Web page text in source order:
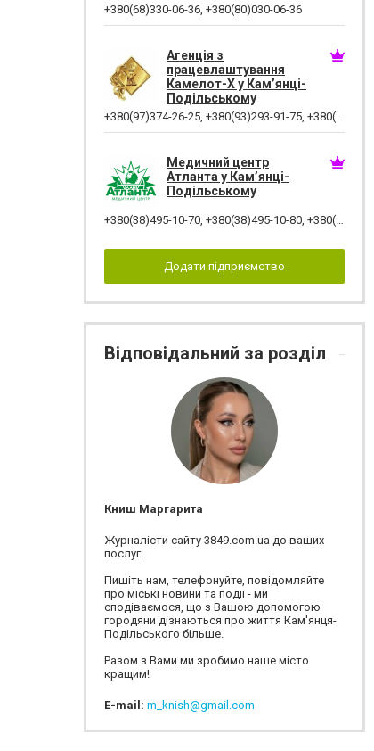
+380(68)330-06-36, +380(80)030-06-36
Агенція з
працевлаштування
Камелот-Х у Кам’янці-
Подільському
+380(97)374-26-25, +380(93)293-91-75, +380(96)925-47-71
Медичний центр
Атланта у Кам’янці-
Подільському
+380(38)495-10-70, +380(38)495-10-80, +380(67)384-12-07
Додати підприємство
Відповідальний за розділ
Книш Маргарита
Журналісти сайту 3849.com.ua до ваших
послуг.
Пишіть нам, телефонуйте, повідомляйте
про міські новини та події - ми
сподіваємося, що з Вашою допомогою
городяни дізнаються про життя Кам'янця-
Подільського більше.
Разом з Вами ми зробимо наше місто
кращим!
E-mail: m_knish@gmail.com